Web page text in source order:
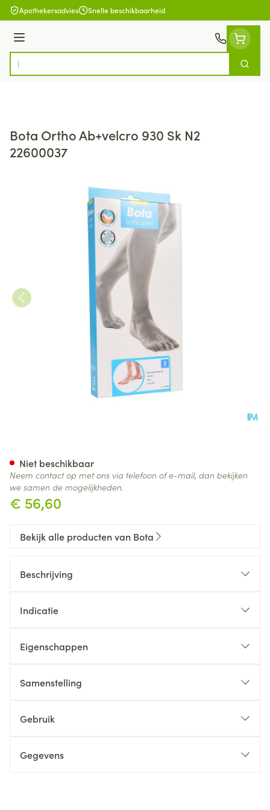
Ga naar de inhoud
Apothekersadvies Snelle beschikbaarheid
Menu
Product, merk, categorie...
Zoek
Bota Ortho Ab+velcro 930 Sk N2
22600037
€ 56,60
Niet beschikbaar
Neem contact op met ons via telefoon of e-mail, dan bekijken
we samen de mogelijkheden.
Bekijk alle producten van Bota
Beschrijving
Indicatie
Eigenschappen
Samenstelling
Gebruik
Gegevens